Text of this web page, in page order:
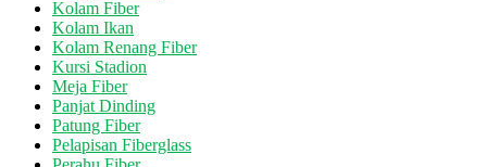
Kolam Fiber
Kolam Ikan
Kolam Renang Fiber
Kursi Stadion
Meja Fiber
Panjat Dinding
Patung Fiber
Pelapisan Fiberglass